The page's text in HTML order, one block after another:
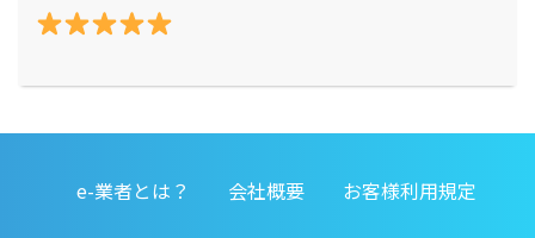
e-業者とは？ 会社概要
お客様利用規定